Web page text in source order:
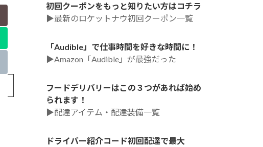
初回クーポンをもっと知りたい方はコチラ
▶最新のロケットナウ初回クーポン一覧
「Audible」で仕事時間を好きな時間に！
▶Amazon「Audible」が最強だった
フードデリバリーはこの３つがあれば始め
られます！
▶配達アイテム・配達装備一覧
ドライバー紹介コード初回配達で最大